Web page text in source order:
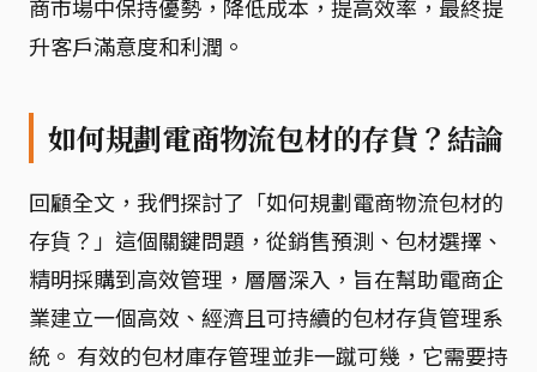
商市場中保持優勢，降低成本，提高效率，最終提
升客戶滿意度和利潤。
如何規劃電商物流包材的存貨？結論
回顧全文，我們探討了「如何規劃電商物流包材的
存貨？」這個關鍵問題，從銷售預測、包材選擇、
精明採購到高效管理，層層深入，旨在幫助電商企
業建立一個高效、經濟且可持續的包材存貨管理系
統。 有效的包材庫存管理並非一蹴可幾，它需要持